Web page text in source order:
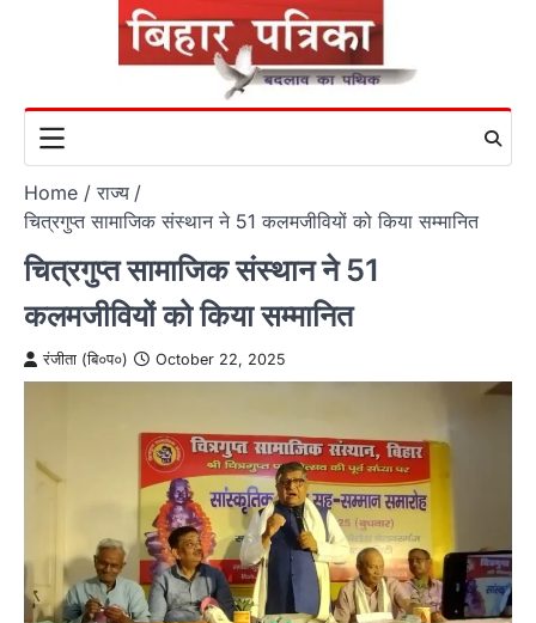
Home
राज्य
चित्रगुप्त सामाजिक संस्थान ने 51 कलमजीवियों को किया सम्मानित
चित्रगुप्त सामाजिक संस्थान ने 51
कलमजीवियों को किया सम्मानित
रंजीता (बि०प०) October 22, 2025